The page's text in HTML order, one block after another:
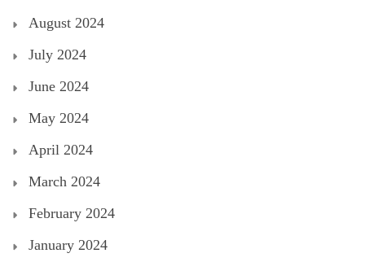
August 2024
July 2024
June 2024
May 2024
April 2024
March 2024
February 2024
January 2024